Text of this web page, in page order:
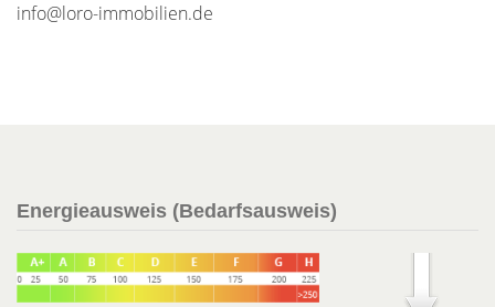
info@loro-immobilien.de
Energieausweis (Bedarfsausweis)